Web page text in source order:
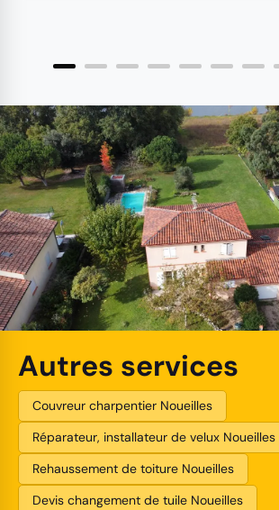
Autres services
Couvreur charpentier Noueilles
Réparateur, installateur de velux Noueilles
Rehaussement de toiture Noueilles
Devis changement de tuile Noueilles